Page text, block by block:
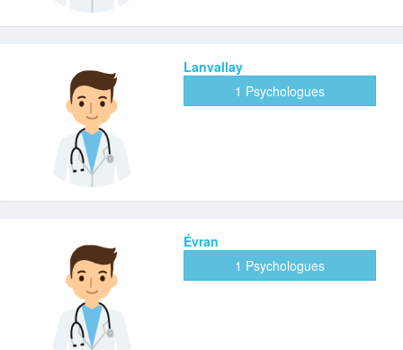
Lanvallay
1 Psychologues
Évran
1 Psychologues